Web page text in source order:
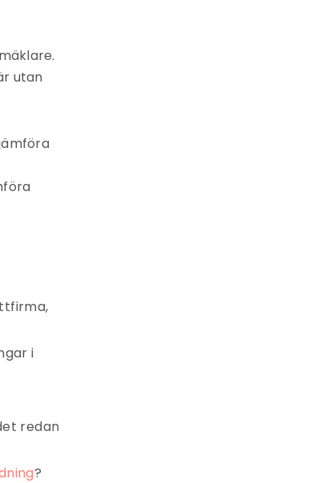
utan
i
redan
?